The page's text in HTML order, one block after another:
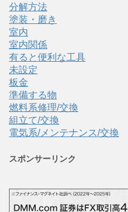
分解方法
塗装・磨き
室内
室内関係
有ると便利な工具
未設定
板金
準備する物
燃料系修理/交換
組立て/交換
電気系/メンテナンス/交換
スポンサーリンク